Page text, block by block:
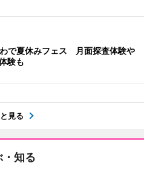
で夏休みフェス 月面探査体験や
験も
見る
・知る